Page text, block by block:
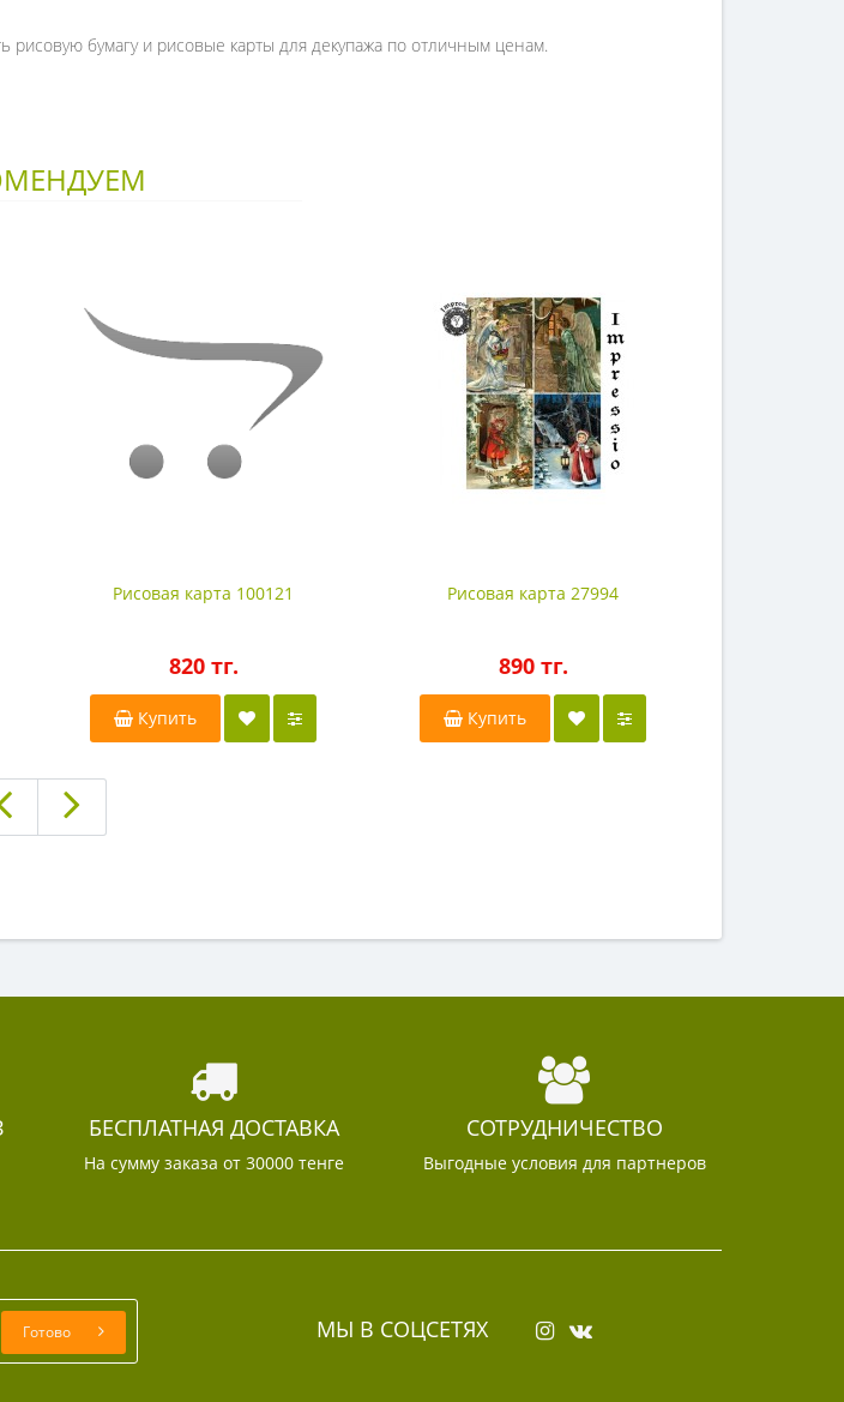
рисовую бумагу и рисовые карты для декупажа по отличным ценам.
Рисовая карта 100121
820 тг.
Купить
Рисовая карта 27994
890 тг.
Купить
БЕСПЛАТНАЯ ДОСТАВКА
На сумму заказа от 30000 тенге
СОТРУДНИЧЕСТВО
Выгодные условия для партнеров
Готово МЫ В СОЦСЕТЯХ